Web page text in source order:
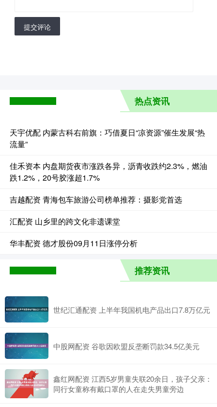
提交评论
热点资讯
天宇优配 内蒙古科右前旗：巧借夏日“凉资源”催生发展“热
流量”
佳禾资本 内盘期货夜市涨跌各异，沥青收跌约2.3%，燃油
跌1.2%，20号胶涨超1.7%
吉越配资 青海包车旅游公司榜单推荐：摄影党首选
汇配资 山乡里的跨文化非遗课堂
华丰配资 德才股份09月11日涨停分析
推荐资讯
世纪汇通配资 上半年我国机电产品出口7.8万亿元
中股网配资 谷歌因欧盟反垄断罚款34.5亿美元
鑫红网配资 江西5岁男童失联20余日，孩子父亲：
同行女童称有戴口罩的人在走失男童旁边